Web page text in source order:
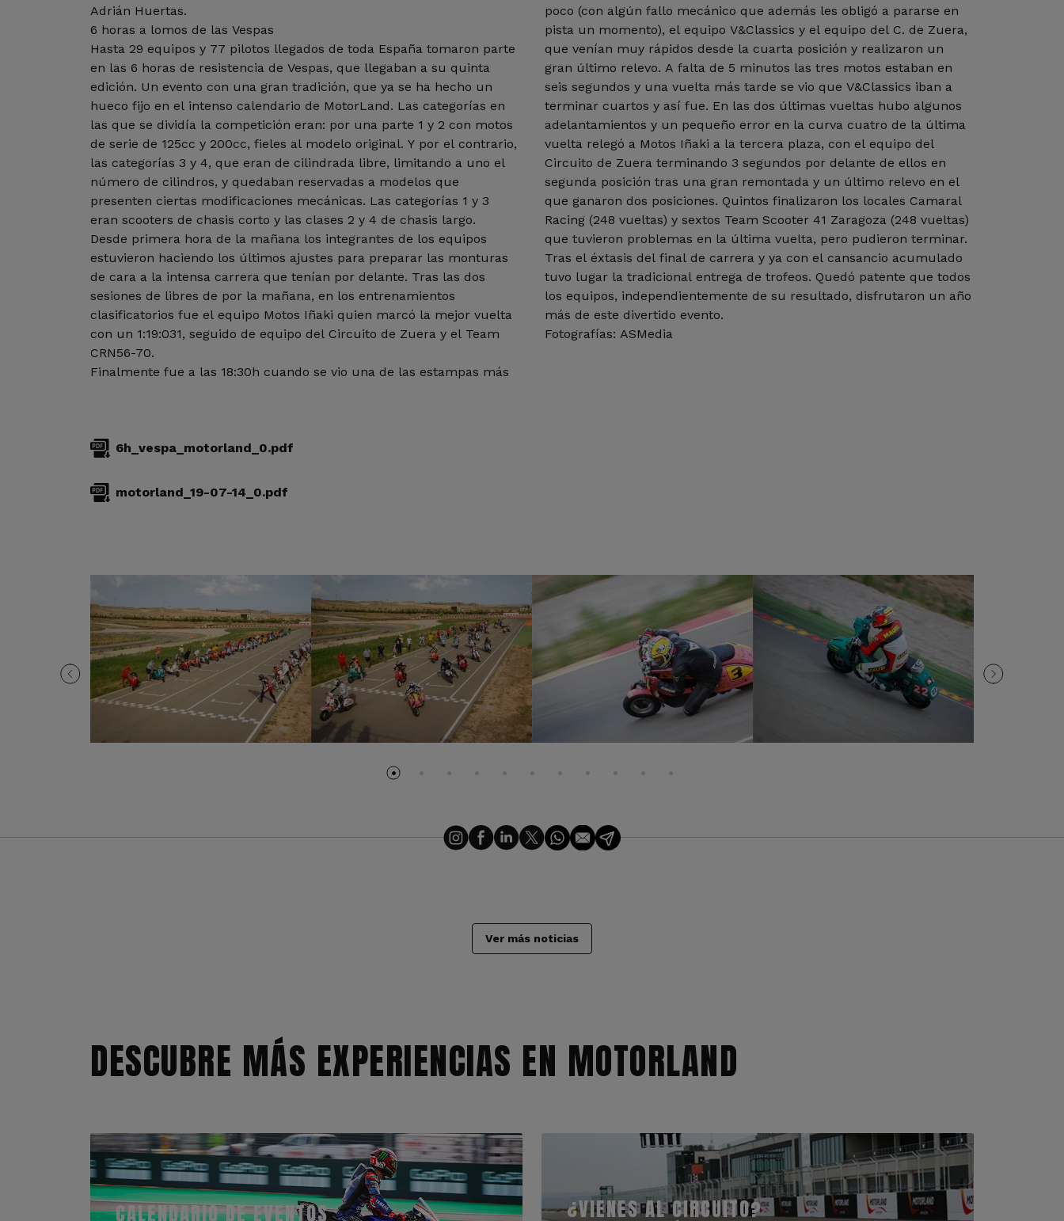
Adrián Huertas.
6 horas a lomos de las Vespas
Hasta 29 equipos y 77 pilotos llegados de toda España tomaron parte
en las 6 horas de resistencia de Vespas, que llegaban a su quinta
edición. Un evento con una gran tradición, que ya se ha hecho un
hueco fijo en el intenso calendario de MotorLand. Las categorías en
las que se dividía la competición eran: por una parte 1 y 2 con motos
de serie de 125cc y 200cc, fieles al modelo original. Y por el contrario,
las categorías 3 y 4, que eran de cilindrada libre, limitando a uno el
número de cilindros, y quedaban reservadas a modelos que
presenten ciertas modificaciones mecánicas. Las categorías 1 y 3
eran scooters de chasis corto y las clases 2 y 4 de chasis largo.
Desde primera hora de la mañana los integrantes de los equipos
estuvieron haciendo los últimos ajustes para preparar las monturas
de cara a la intensa carrera que tenían por delante. Tras las dos
sesiones de libres de por la mañana, en los entrenamientos
clasificatorios fue el equipo Motos Iñaki quien marcó la mejor vuelta
con un 1:19:031, seguido de equipo del Circuito de Zuera y el Team
CRN56-70.
Finalmente fue a las 18:30h cuando se vio una de las estampas más
poco (con algún fallo mecánico que además les obligó a pararse en
pista un momento), el equipo V&Classics y el equipo del C. de Zuera,
que venían muy rápidos desde la cuarta posición y realizaron un
gran último relevo. A falta de 5 minutos las tres motos estaban en
seis segundos y una vuelta más tarde se vio que V&Classics iban a
terminar cuartos y así fue. En las dos últimas vueltas hubo algunos
adelantamientos y un pequeño error en la curva cuatro de la última
vuelta relegó a Motos Iñaki a la tercera plaza, con el equipo del
Circuito de Zuera terminando 3 segundos por delante de ellos en
segunda posición tras una gran remontada y un último relevo en el
que ganaron dos posiciones. Quintos finalizaron los locales Camaral
Racing (248 vueltas) y sextos Team Scooter 41 Zaragoza (248 vueltas)
que tuvieron problemas en la última vuelta, pero pudieron terminar.
Tras el éxtasis del final de carrera y ya con el cansancio acumulado
tuvo lugar la tradicional entrega de trofeos. Quedó patente que todos
los equipos, independientemente de su resultado, disfrutaron un año
más de este divertido evento.
Fotografías: ASMedia
6h_vespa_motorland_0.pdf
motorland_19-07-14_0.pdf
Ver más noticias
DESCUBRE MÁS EXPERIENCIAS EN MOTORLAND
CALENDARIO DE EVENTOS
¿VIENES AL CIRCUITO?